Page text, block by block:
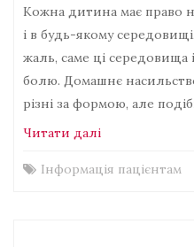
Кожна дитина має право
і в будь-якому
жаль, саме ці
болю. Домашнє
різні за формою, але
Читати далі
Інформація пацієнтам